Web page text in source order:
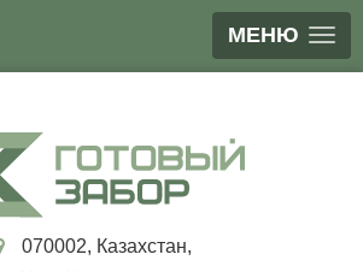
МЕНЮ
070002, Казахстан,